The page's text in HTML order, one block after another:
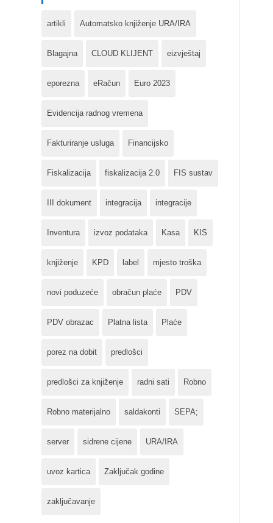
artikli Automatsko knjiženje URA/IRA
Blagajna CLOUD KLIJENT eizvještaj
eporezna eRačun Euro 2023
Evidencija radnog vremena
Fakturiranje usluga Financijsko
Fiskalizacija fiskalizacija 2.0 FIS sustav
III dokument integracija integracije
Inventura izvoz podataka Kasa KIS
knjiženje KPD label mjesto troška
novi poduzeće obračun plaće PDV
PDV obrazac Platna lista Plaće
porez na dobit predlošci
predlošci za knjiženje radni sati Robno
Robno materijalno saldakonti SEPA;
server sidrene cijene URA/IRA
uvoz kartica Zaključak godine
zaključavanje